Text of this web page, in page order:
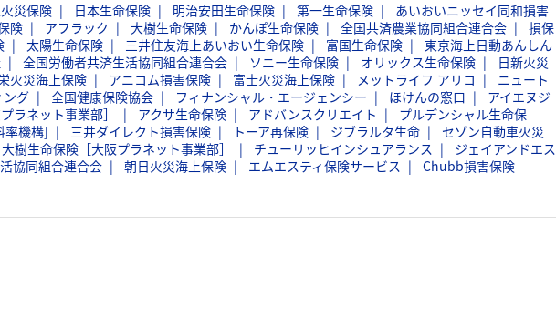
災保険 日本生命保険 明治安田生命保険 第一生命保険
あいおいニッセイ同和損害
険 アフラック 大樹生命保険 かんぽ生命保険 全国共済農業協同組合連合会
損保
太陽生命保険 三井住友海上あいおい生命保険 富国生命保険
東京海上日動あんしん
全国労働者共済生活協同組合連合会 ソニー生命保険 オリックス生命保険
日新火災
火災海上保険 アニコム損害保険 富士火災海上保険 メットライフ アリコ
ニュート
ング
全国健康保険協会 フィナンシャル・エージェンシー ほけんの窓口
アイエヌジ
ラネット事業部］ アクサ生命保険 アドバンスクリエイト
プルデンシャル生命保
率機構] 三井ダイレクト損害保険 トーア再保険 ジブラルタ生命
セゾン自動車火災
大樹生命保険［大阪プラネット事業部］ チューリッヒインシュアランス
ジェイアンドエス
協同組合連合会 朝日火災海上保険 エムエスティ保険サービス Chubb損害保険